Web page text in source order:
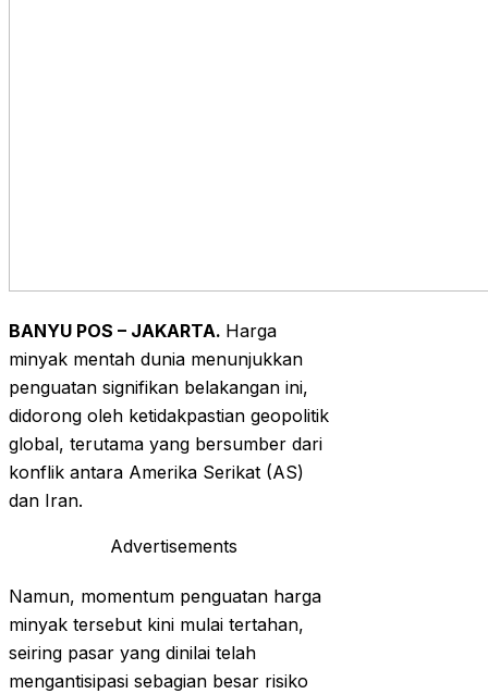
BANYU POS – JAKARTA. Harga
minyak mentah dunia menunjukkan
penguatan signifikan belakangan ini,
didorong oleh ketidakpastian geopolitik
global, terutama yang bersumber dari
konflik antara Amerika Serikat (AS)
dan Iran.
Advertisements
Namun, momentum penguatan harga
minyak tersebut kini mulai tertahan,
seiring pasar yang dinilai telah
mengantisipasi sebagian besar risiko